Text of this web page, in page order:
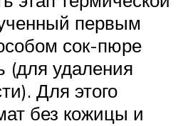
первым
сок-пюре
(для удаления
Для этого
без кожицы и